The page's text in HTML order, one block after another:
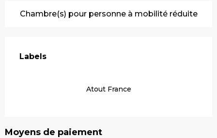
Chambre(s) pour personne à mobilité réduite
Labels
Labels
Atout France
Moyens de paiement